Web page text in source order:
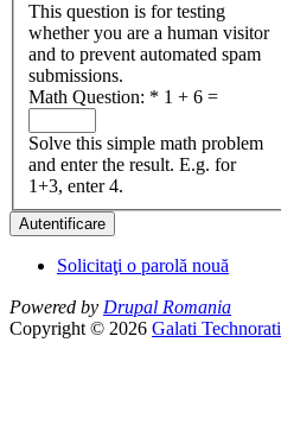
This question is for testing
whether you are a human visitor
and to prevent automated spam
submissions.
Math Question: * 1 + 6 =
Solve this simple math problem
and enter the result. E.g. for
1+3, enter 4.
Solicitaţi o parolă nouă
Powered by Drupal Romania
Copyright © 2026 Galati Technorati